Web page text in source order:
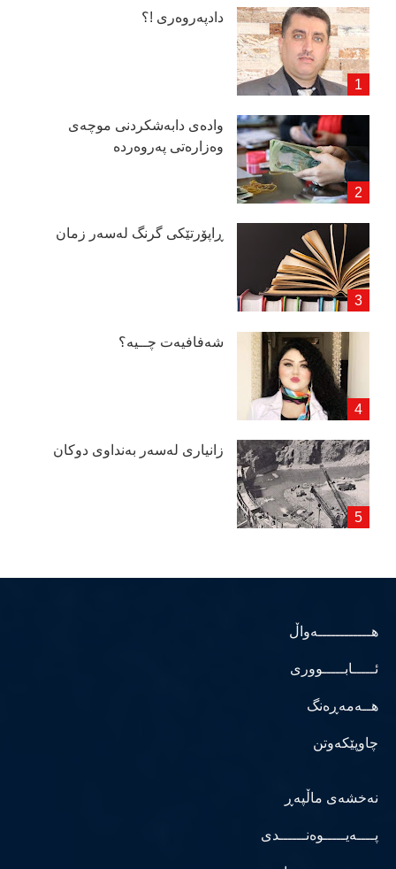
دادپەروەری !؟
وادەی دابەشكردنی موچەی
وەزارەتی پەروەردە
ڕاپۆرتێكی گرنگ لەسەر زمان
شەفافیەت چــیە؟
زانیاری لەسەر بەنداوی دوكان
هــــــــــــەواڵ
ئـــــابـــــووری
هــەمەڕەنگ
چاوپێکەوتن
نەخشەی ماڵپەڕ
پــــەیـــــوەنــــــدی